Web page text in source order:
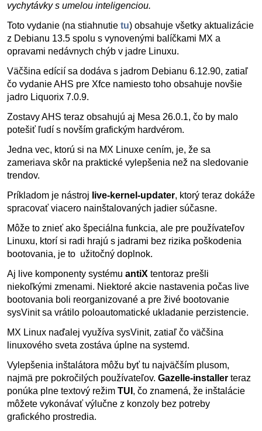
vychytávky s umelou inteligenciou.
Toto vydanie (na stiahnutie tu) obsahuje všetky aktualizácie
z Debianu 13.5 spolu s vynovenými balíčkami MX a
opravami nedávnych chýb v jadre Linuxu.
Väčšina edícií sa dodáva s jadrom Debianu 6.12.90, zatiaľ
čo vydanie AHS pre Xfce namiesto toho obsahuje novšie
jadro Liquorix 7.0.9.
Zostavy AHS teraz obsahujú aj Mesa 26.0.1, čo by malo
potešiť ľudí s novším grafickým hardvérom.
Jedna vec, ktorú si na MX Linuxe cením, je, že sa
zameriava skôr na praktické vylepšenia než na sledovanie
trendov.
Príkladom je nástroj live-kernel-updater, ktorý teraz dokáže
spracovať viacero nainštalovaných jadier súčasne.
Môže to znieť ako špeciálna funkcia, ale pre používateľov
Linuxu, ktorí si radi hrajú s jadrami bez rizika poškodenia
bootovania, je to užitočný doplnok.
Aj live komponenty systému antiX tentoraz prešli
niekoľkými zmenami. Niektoré akcie nastavenia počas live
bootovania boli reorganizované a pre živé bootovanie
sysVinit sa vrátilo poloautomatické ukladanie perzistencie.
MX Linux naďalej využíva sysVinit, zatiaľ čo väčšina
linuxového sveta zostáva úplne na systemd.
Vylepšenia inštalátora môžu byť tu najväčším plusom,
najmä pre pokročilých používateľov. Gazelle-installer teraz
ponúka plne textový režim TUI , čo znamená, že inštalácie
môžete vykonávať výlučne z konzoly bez potreby
grafického prostredia.